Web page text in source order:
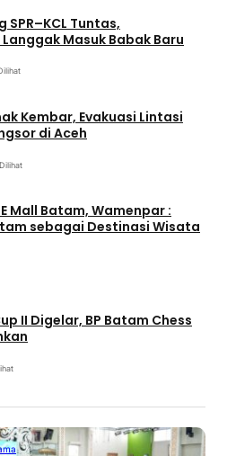
Tuntas,
Masuk Babak Baru
Kembar, Evakuasi Lintasi
di Aceh
Mall Batam, Wamenpar :
sebagai Destinasi Wisata
II Digelar, BP Batam Chess